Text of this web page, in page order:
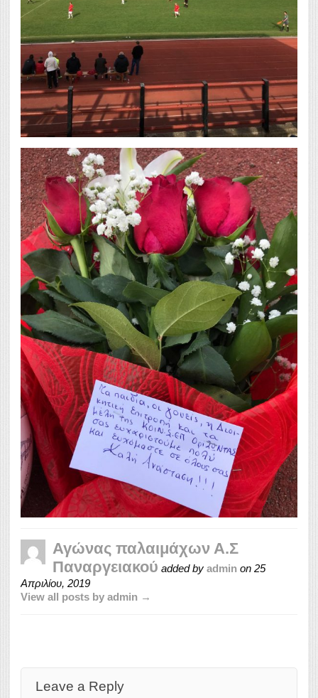
Αγώνας παλαιμάχων Α.Σ
Παναργειακού added by admin on 25
Απριλίου, 2019
View all posts by admin →
Leave a Reply